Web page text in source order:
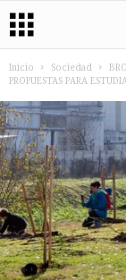
Inicio Sociedad
PROPUESTAS PARA